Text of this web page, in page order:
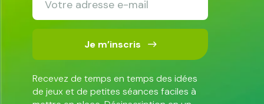
Je m’inscris
Recevez de temps en temps des idées
de jeux et de petites séances faciles à